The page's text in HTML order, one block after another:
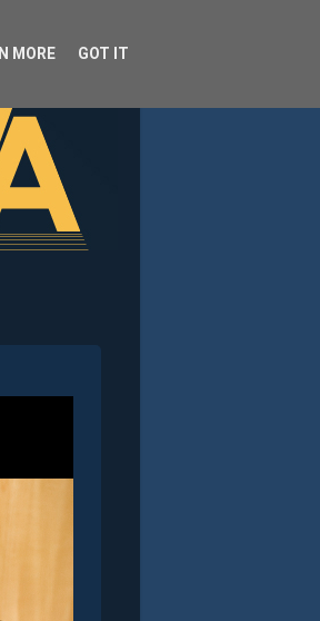
MORE GOT IT